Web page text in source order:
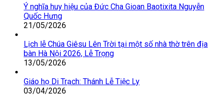
Ý nghĩa huy hiệu của Đức Cha Gioan Baotixita Nguyễn
Quốc Hưng
21/05/2026
Lịch lễ Chúa Giêsu Lên Trời tại một số nhà thờ trên địa
bàn Hà Nội 2026, Lễ Trọng
13/05/2026
Giáo họ Di Trạch: Thánh Lễ Tiệc Ly
03/04/2026